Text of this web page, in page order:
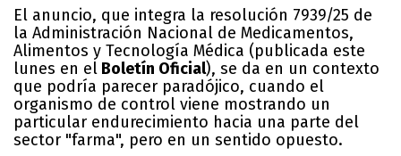
El anuncio, que integra la resolución 7939/25 de
la Administración Nacional de Medicamentos,
Alimentos y Tecnología Médica (publicada este
lunes en el Boletín Oficial), se da en un contexto
que podría parecer paradójico, cuando el
organismo de control viene mostrando un
particular endurecimiento hacia una parte del
sector "farma", pero en un sentido opuesto.